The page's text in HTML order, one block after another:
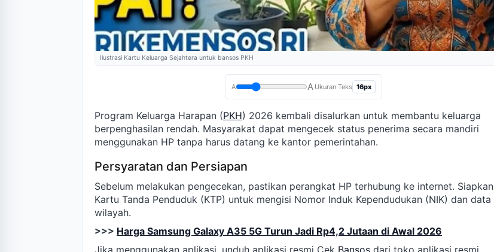
Ilustrasi Kartu Keluarga Sejahtera untuk bansos PKH
A A Ukuran Teks 16px
Program Keluarga Harapan (PKH) 2026 kembali disalurkan untuk membantu keluarga
berpenghasilan rendah. Masyarakat dapat mengecek status penerima secara mandiri
menggunakan HP tanpa harus datang ke kantor pemerintahan.
Persyaratan dan Persiapan
Sebelum melakukan pengecekan, pastikan perangkat HP terhubung ke internet. Siapkan
Kartu Tanda Penduduk (KTP) untuk mengisi Nomor Induk Kependudukan (NIK) dan data
wilayah.
>>> Harga Samsung Galaxy A35 5G Turun Jadi Rp4,2 Jutaan di Awal 2026